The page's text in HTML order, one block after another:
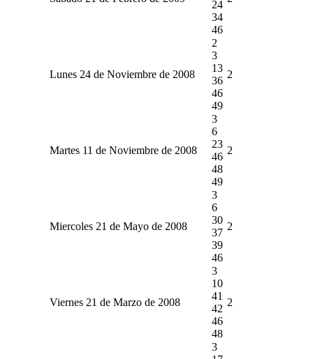
24
34
46
Lunes 24 de Noviembre de 2008
2
3
13
36
46
49
2
Martes 11 de Noviembre de 2008
3
6
23
46
48
49
2
Miercoles 21 de Mayo de 2008
3
6
30
37
39
46
2
Viernes 21 de Marzo de 2008
3
10
41
42
46
48
2
3